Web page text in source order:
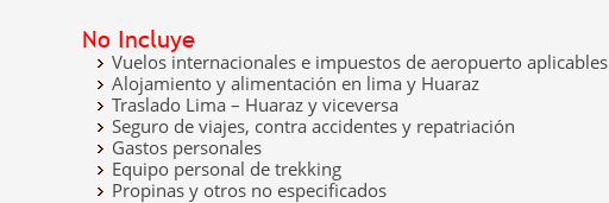
No Incluye
Vuelos internacionales e impuestos de aeropuerto aplicables
Alojamiento y alimentación en lima y Huaraz
Traslado Lima – Huaraz y viceversa
Seguro de viajes, contra accidentes y repatriación
Gastos personales
Equipo personal de trekking
Propinas y otros no especificados